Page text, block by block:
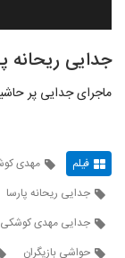
جدایی ریحانه
ماجرای جدایی پر
فیلم مهدی
جدایی ریحانه پارسا
جدایی مهدی کوشکی
حواشی بازیگران